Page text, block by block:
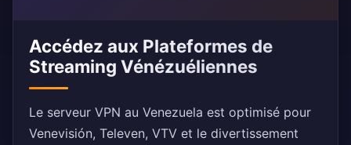
Accédez aux Plateformes de
Streaming Vénézuéliennes
Le serveur VPN au Venezuela est optimisé pour
Venevisión, Televen, VTV et le divertissement